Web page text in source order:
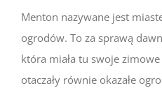
Menton nazywane jest
ogrodów. To za sprawą
która miała tu swoje
otaczały równie okazałe